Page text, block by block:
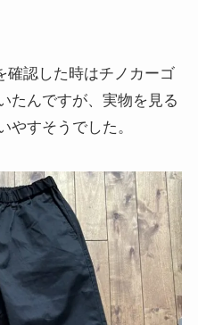
確認した時はチノカーゴ
たんですが、実物を見る
やすそうでした。